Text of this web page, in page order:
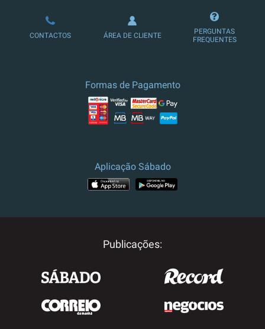
CONTACTOS ÁREA DE CLIENTE
PERGUNTAS
FREQUENTES
Formas de Pagamento
Aplicação Sábado
Publicações: